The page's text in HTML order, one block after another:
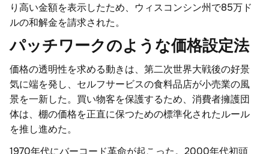
り高い金額を表示したため、ウィスコンシン州で85万ド
ルの和解金を請求された。
パッチワークのような価格設定法
価格の透明性を求める動きは、第二次世界大戦後の好景
気に端を発し、セルフサービスの食料品店が小売業の風
景を一新した。買い物客を保護するため、消費者擁護団
体は、棚の価格を正直に保つための標準化されたルール
を推し進めた。
1970年代にバーコード革命が起こった。2000年代初頭